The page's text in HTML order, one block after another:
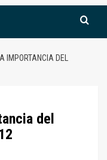
IMPORTANCIA DEL
del